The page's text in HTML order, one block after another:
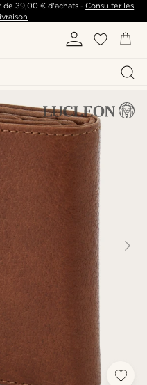
de 39,00 €d'achats -Consulter les